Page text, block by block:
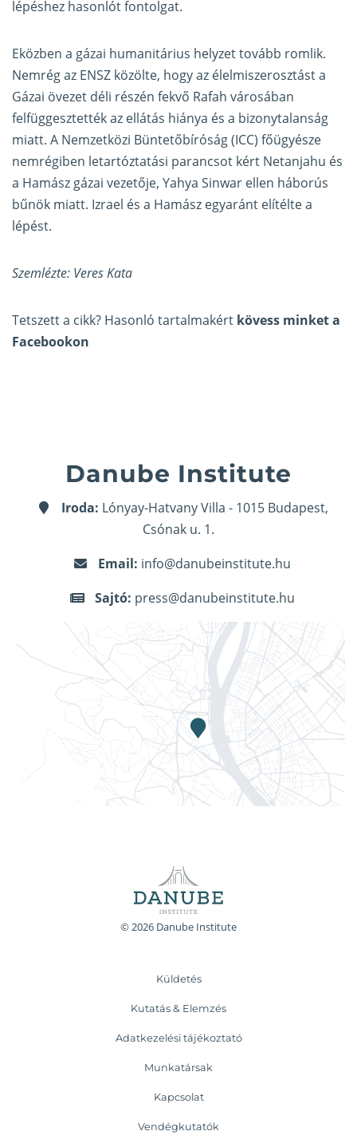
lépéshez hasonlót fontolgat.
Eközben a gázai humanitárius helyzet tovább romlik.
Nemrég az ENSZ közölte, hogy az élelmiszerosztást a
Gázai övezet déli részén fekvő Rafah városában
felfüggesztették az ellátás hiánya és a bizonytalanság
miatt. A Nemzetközi Büntetőbíróság (ICC) főügyésze
nemrégiben letartóztatási parancsot kért Netanjahu és
a Hamász gázai vezetője, Yahya Sinwar ellen háborús
bűnök miatt. Izrael és a Hamász egyaránt elítélte a
lépést.
Szemlézte: Veres Kata
Tetszett a cikk? Hasonló tartalmakért kövess minket a
Facebookon
Danube Institute
Iroda: Lónyay-Hatvany Villa - 1015 Budapest,
Csónak u. 1.
Email: info@danubeinstitute.hu
Sajtó: press@danubeinstitute.hu
© 2026 Danube Institute
Küldetés
Kutatás & Elemzés
Adatkezelési tájékoztató
Munkatársak
Kapcsolat
Vendégkutatók